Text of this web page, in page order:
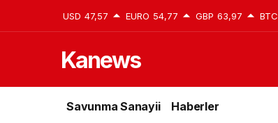
USD 47,57 EURO 54,77 GBP 63,97 BTC
Kanews
Savunma Sanayii Haberler